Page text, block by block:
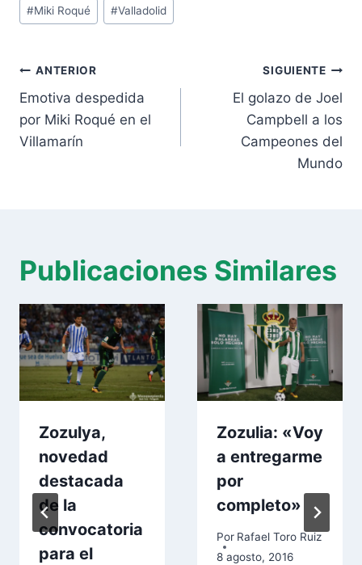
la#Miki Roqué #Valladolid
Navegación
de
entradas
ANTERIOR
Emotiva despedida
por Miki Roqué en el
Villamarín
SIGUIENTE
El golazo de Joel
Campbell a los
Campeones del
Mundo
Publicaciones Similares
Zozulya,
novedad
destacada
de la
convocatoria
para el
Zozulia: «Voy
a entregarme
por
completo»
Por Rafael Toro Ruiz
8 agosto, 2016